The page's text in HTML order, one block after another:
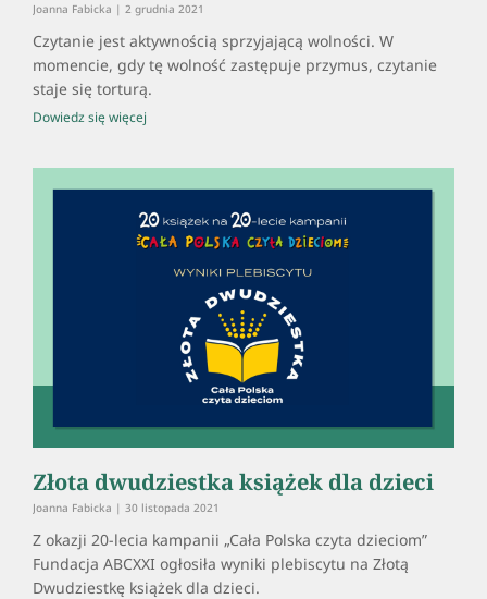
Joanna Fabicka 2 grudnia 2021
Czytanie jest aktywnością sprzyjającą wolności. W
momencie, gdy tę wolność zastępuje przymus, czytanie
staje się torturą.
Dowiedz się więcej
Złota dwudziestka książek dla dzieci
Joanna Fabicka 30 listopada 2021
Z okazji 20-lecia kampanii „Cała Polska czyta dzieciom”
Fundacja ABCXXI ogłosiła wyniki plebiscytu na Złotą
Dwudziestkę książek dla dzieci.